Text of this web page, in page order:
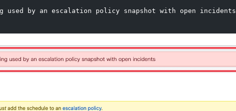
by an escalation policy snapshot with open incidents